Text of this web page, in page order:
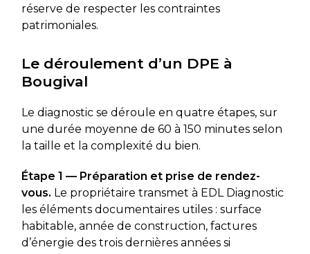
réserve de respecter les contraintes
patrimoniales.
Le déroulement d’un DPE à
Bougival
Le diagnostic se déroule en quatre étapes, sur
une durée moyenne de 60 à 150 minutes selon
la taille et la complexité du bien.
Étape 1 — Préparation et prise de rendez-
vous. Le propriétaire transmet à EDL Diagnostic
les éléments documentaires utiles : surface
habitable, année de construction, factures
d’énergie des trois dernières années si